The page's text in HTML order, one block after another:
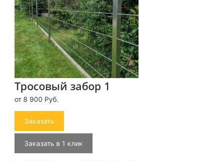
Тросовый забор 1
от 8 900 Руб.
Заказать
Заказать в 1 клик